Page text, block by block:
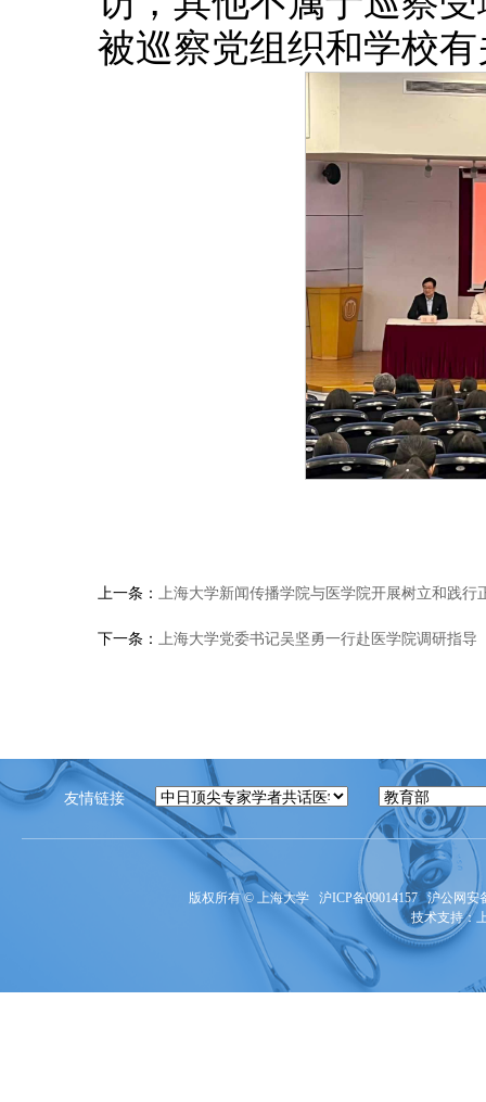
被巡察党组织和学校
上一条： 上海大学新闻传播学院与医学院开展树立和践行
下一条： 上海大学党委书记吴坚勇一行赴医学院调研指导
友情链接
版权所有 © 上海大学 沪ICP备09014157 沪公网安
技术支持：